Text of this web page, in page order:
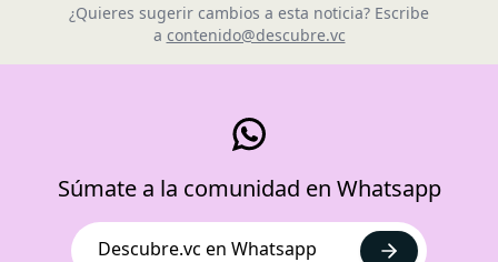
¿Quieres sugerir cambios a esta noticia? Escribe
a contenido@descubre.vc
Súmate a la comunidad en Whatsapp
Descubre.vc en Whatsapp